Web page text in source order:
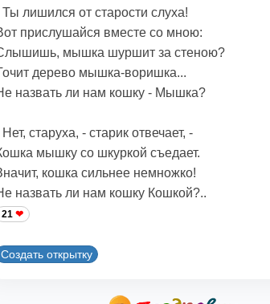
Ты лишился от старости слуха!
прислушайся вместе со мною:
мышка шуршит за стеною?
дерево мышка-воришка...
назвать ли нам кошку - Мышка?
Нет, старуха, - старик отвечает, -
мышку со шкуркой съедает.
кошка сильнее немножко!
назвать ли нам кошку Кошкой?..
21
Создать открытку